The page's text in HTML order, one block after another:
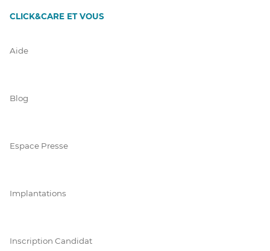
CLICK&CARE ET VOUS
Aide
Blog
Espace Presse
Implantations
Inscription Candidat